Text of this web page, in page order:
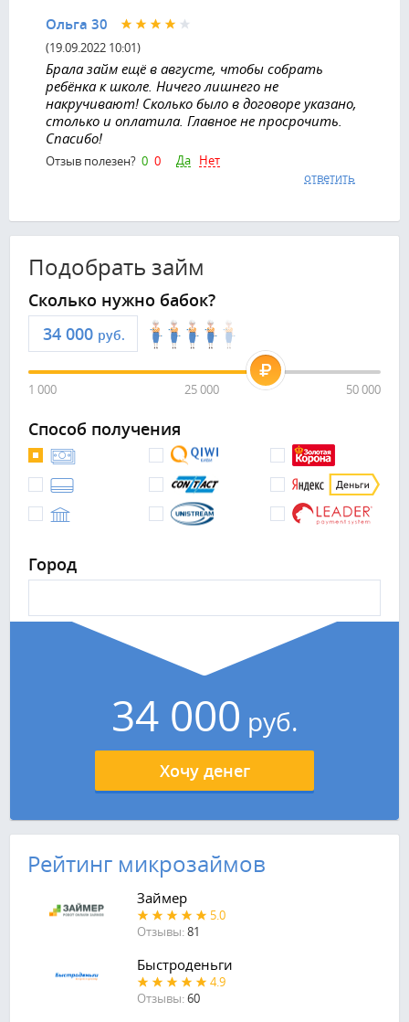
Ольга 30
(19.09.2022 10:01)
Брала займ ещё в августе, чтобы собрать
ребёнка к школе. Ничего лишнего не
накручивают! Сколько было в договоре указано,
столько и оплатила. Главное не просрочить.
Спасибо!
Отзыв полезен? 0 0 Да Нет
ответить
Подобрать займ
Сколько нужно бабок?
руб.
1 000 25 000 50 000
Способ получения
Город
34 000 руб.
Хочу денег
Рейтинг микрозаймов
Займер
5.0
Отзывы:81
Быстроденьги
4.9
Отзывы:60